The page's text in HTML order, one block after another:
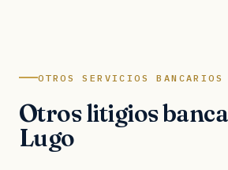
OTROS SERVICIOS BANCARIOS
Otros litigios
Lugo